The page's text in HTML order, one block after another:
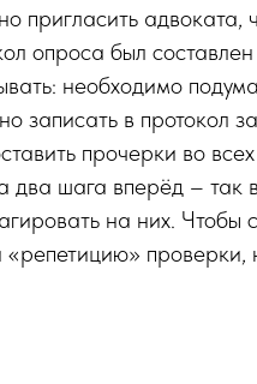
пригласить адвоката,
опроса был
необходимо
записать в протокол
прочерки во всех
шага вперёд – так
на них. Чтобы
«репетицию»